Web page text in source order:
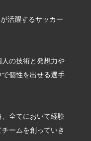
活躍するサッカー
の技術と発想力や
個性を出せる選手
全てにおいて経験
ームを創っていき